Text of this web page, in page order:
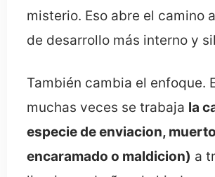
misterio. Eso abre el camino
de desarrollo más interno y
También cambia el enfoque.
muchas veces se trabaja la
especie de enviacion, muerto
encaramado o maldicion) a